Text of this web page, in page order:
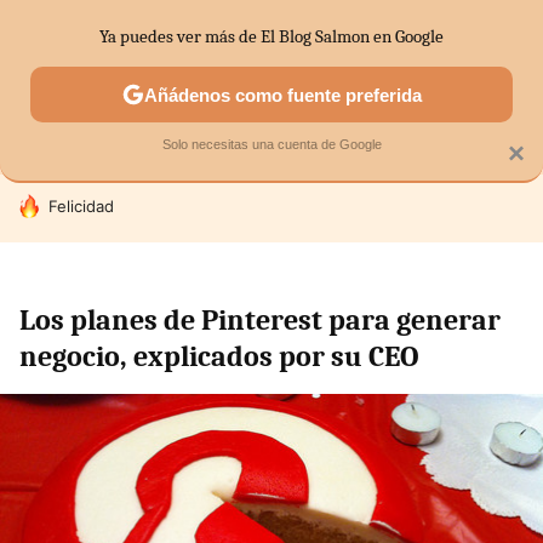
SECTORES ECONOMÍA DOMÉSTICA MERCADOS
HOY SE HABLA DE
Felicidad
Los planes de Pinterest para generar
negocio, explicados por su CEO
×
Ya puedes ver más de El Blog Salmon en Google
Añádenos como fuente preferida
Solo necesitas una cuenta de Google